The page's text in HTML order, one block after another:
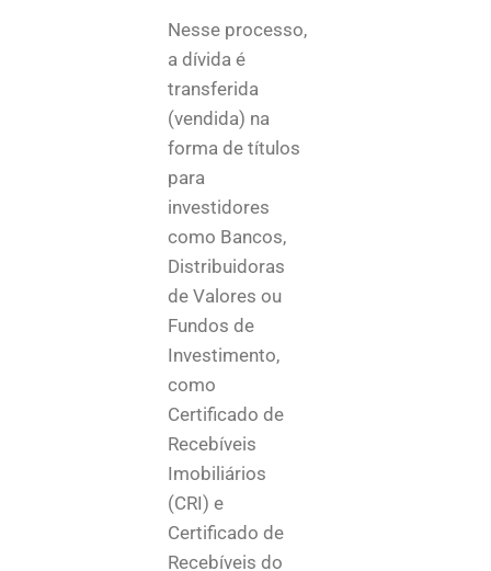
Nesse processo,
a dívida é
transferida
(vendida) na
forma de títulos
para
investidores
como Bancos,
Distribuidoras
de Valores ou
Fundos de
Investimento,
como
Certificado de
Recebíveis
Imobiliários
(CRI) e
Certificado de
Recebíveis do